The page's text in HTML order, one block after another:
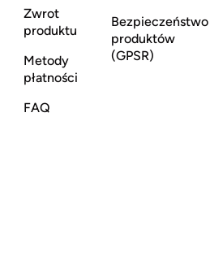
Zwrot
produktu
Metody
płatności
FAQ
Bezpieczeństwo
produktów
(GPSR)